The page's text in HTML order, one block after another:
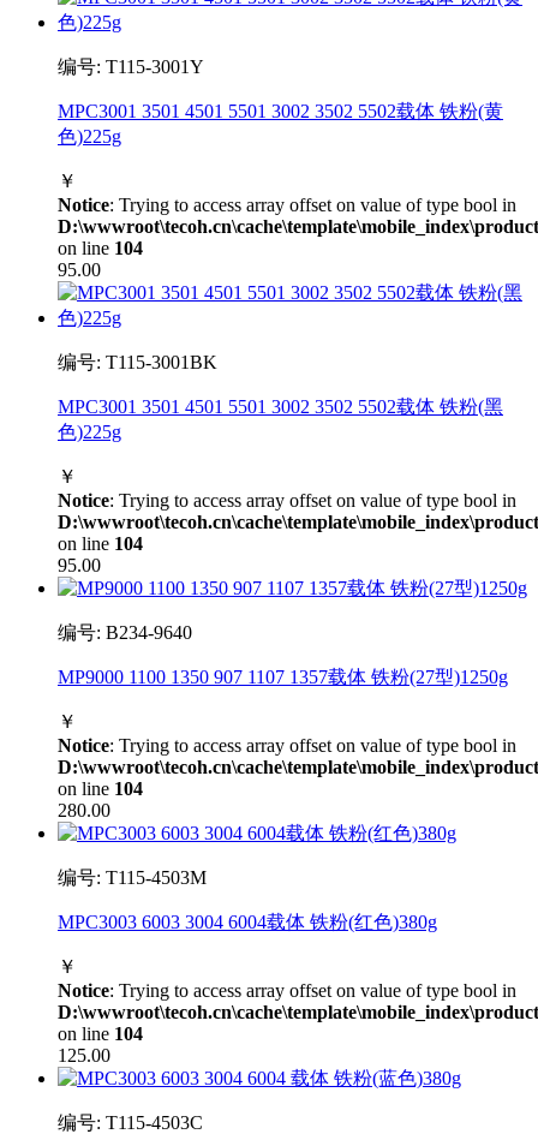
编号: T115-3001Y
MPC3001 3501 4501 5501 3002 3502 5502载体 铁粉(黄
色)225g
￥
Notice: Trying to access array offset on value of type bool in
on line 104
95.00
编号: T115-3001BK
MPC3001 3501 4501 5501 3002 3502 5502载体 铁粉(黑
色)225g
￥
Notice: Trying to access array offset on value of type bool in
on line 104
95.00
编号: B234-9640
MP9000 1100 1350 907 1107 1357载体 铁粉(27型)1250g
￥
Notice: Trying to access array offset on value of type bool in
on line 104
280.00
编号: T115-4503M
MPC3003 6003 3004 6004载体 铁粉(红色)380g
￥
Notice: Trying to access array offset on value of type bool in
on line 104
125.00
编号: T115-4503C